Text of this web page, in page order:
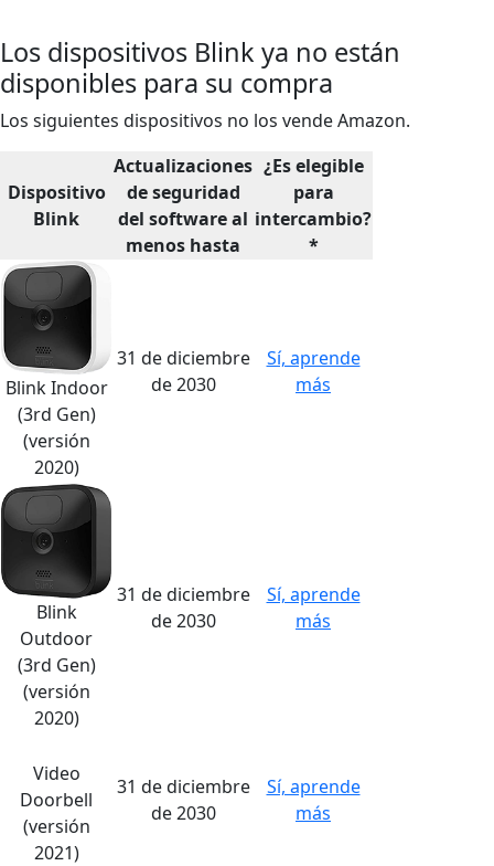
Los dispositivos Blink ya no están
disponibles para su compra
Los siguientes dispositivos no los vende Amazon.
Dispositivo
Blink
Actualizaciones
de seguridad
del software al
menos hasta
¿Es elegible
para
intercambio?
*
Blink Indoor
(3rd Gen)
(versión
2020)
31 de diciembre
de 2030
Sí, aprende
más
Blink
Outdoor
(3rd Gen)
(versión
2020)
31 de diciembre
de 2030
Sí, aprende
más
Video
Doorbell
(versión
2021)
31 de diciembre
de 2030
Sí, aprende
más